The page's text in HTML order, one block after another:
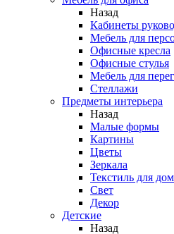
Назад
Кабинеты
Мебель для
Офисные кресла
Офисные стулья
Мебель для
Стеллажи
Предметы интерьера
Назад
Малые формы
Картины
Цветы
Зеркала
Текстиль для
Свет
Декор
Детские
Назад